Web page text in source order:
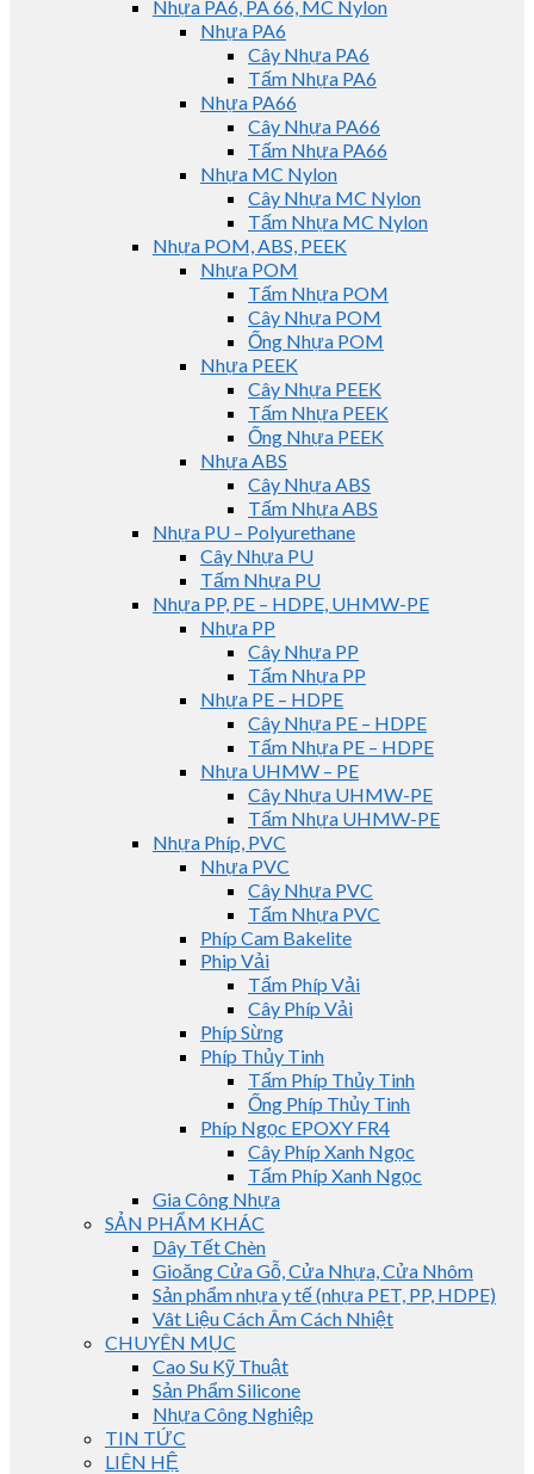
Nhựa PA6, PA 66, MC Nylon
Nhựa PA6
Cây Nhựa PA6
Tấm Nhựa PA6
Nhựa PA66
Cây Nhựa PA66
Tấm Nhựa PA66
Nhựa MC Nylon
Cây Nhựa MC Nylon
Tấm Nhựa MC Nylon
Nhựa POM, ABS, PEEK
Nhựa POM
Tấm Nhựa POM
Cây Nhựa POM
Ống Nhựa POM
Nhựa PEEK
Cây Nhựa PEEK
Tấm Nhựa PEEK
Ống Nhựa PEEK
Nhựa ABS
Cây Nhựa ABS
Tấm Nhựa ABS
Nhựa PU – Polyurethane
Cây Nhựa PU
Tấm Nhựa PU
Nhựa PP, PE – HDPE, UHMW-PE
Nhựa PP
Cây Nhựa PP
Tấm Nhựa PP
Nhựa PE – HDPE
Cây Nhựa PE – HDPE
Tấm Nhựa PE – HDPE
Nhựa UHMW – PE
Cây Nhựa UHMW-PE
Tấm Nhựa UHMW-PE
Nhựa Phíp, PVC
Nhựa PVC
Cây Nhựa PVC
Tấm Nhựa PVC
Phíp Cam Bakelite
Phip Vải
Tấm Phíp Vải
Cây Phíp Vải
Phíp Sừng
Phíp Thủy Tinh
Tấm Phíp Thủy Tinh
Ống Phíp Thủy Tinh
Phíp Ngọc EPOXY FR4
Cây Phíp Xanh Ngọc
Tấm Phíp Xanh Ngọc
Gia Công Nhựa
SẢN PHẨM KHÁC
Dây Tết Chèn
Gioăng Cửa Gỗ, Cửa Nhựa, Cửa Nhôm
Sản phẩm nhựa y tế (nhựa PET, PP, HDPE)
Vât Liệu Cách Âm Cách Nhiệt
CHUYÊN MỤC
Cao Su Kỹ Thuật
Sản Phẩm Silicone
Nhựa Công Nghiệp
TIN TỨC
LIÊN HỆ